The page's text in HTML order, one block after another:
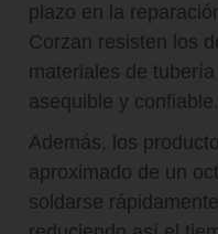
plazo en la
Corzan resisten los
materiales de
asequible y confiable.
Además, los
aproximado de un
soldarse